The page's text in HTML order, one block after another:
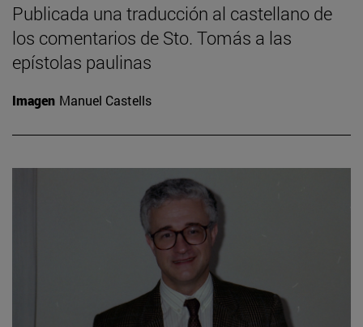
Publicada una traducción al castellano de
los comentarios de Sto. Tomás a las
epístolas paulinas
Imagen Manuel Castells